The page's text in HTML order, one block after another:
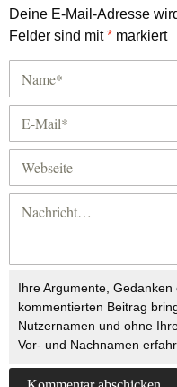
Deine E-Mail-Adresse
Felder sind mit* markiert
Ihre Argumente,
kommentierten Beitrag
Nutzernamen und ohne
Vor- und Nachnamen